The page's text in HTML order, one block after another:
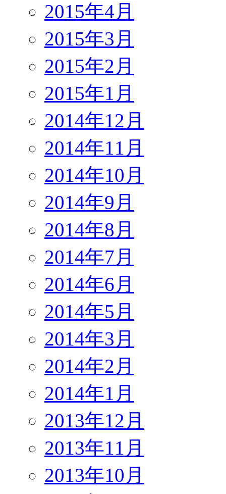
2015年4月
2015年3月
2015年2月
2015年1月
2014年12月
2014年11月
2014年10月
2014年9月
2014年8月
2014年7月
2014年6月
2014年5月
2014年3月
2014年2月
2014年1月
2013年12月
2013年11月
2013年10月